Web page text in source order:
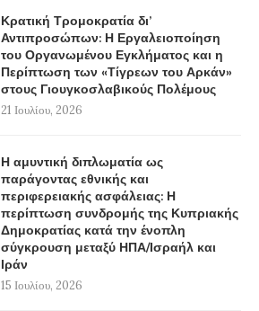
Κρατική Τρομοκρατία δι’
Αντιπροσώπων: Η Εργαλειοποίηση
του Οργανωμένου Εγκλήματος και η
Περίπτωση των «Τίγρεων του Αρκάν»
στους Γιουγκοσλαβικούς Πολέμους
21 Ιουλίου, 2026
Η αμυντική διπλωματία ως
παράγοντας εθνικής και
περιφερειακής ασφάλειας: Η
περίπτωση συνδρομής της Κυπριακής
Δημοκρατίας κατά την ένοπλη
σύγκρουση μεταξύ ΗΠΑ/Ισραήλ και
Ιράν
15 Ιουλίου, 2026